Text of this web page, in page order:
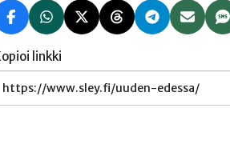
linkki